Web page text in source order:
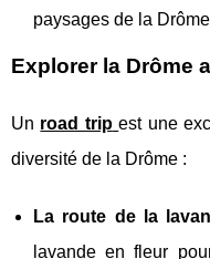
paysages de la
Explorer la Drôme
Un road trip est une
diversité de la Drôme :
La route de la
lavande en fleur